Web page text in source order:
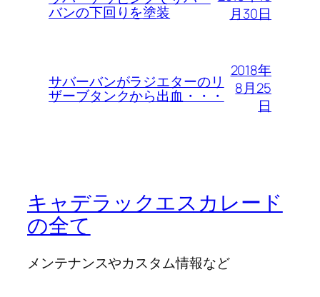
バンの下回りを塗装
月30日
サバーバンがラジエターのリ
ザーブタンクから出血・・・
2018年
8月25
日
キャデラックエスカレード
の全て
メンテナンスやカスタム情報など